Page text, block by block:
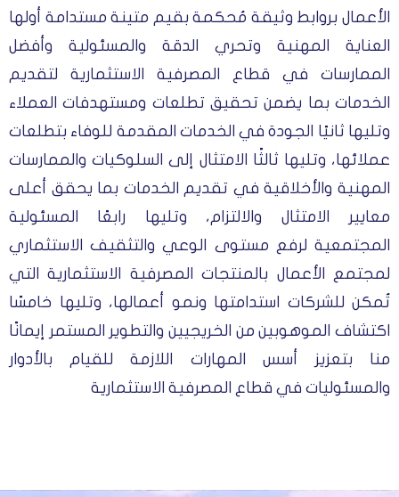
الأعمال بروابط وثيقة مُحكمة بقيم متينة مستدامة أولها
العناية المهنية وتحري الدقة والمسئولية وأفضل
الممارسات في قطاع المصرفية الاستثمارية لتقديم
الخدمات بما يضمن تحقيق تطلعات ومستهدفات العملاء
وتليها ثانيًا الجودة في الخدمات المقدمة للوفاء بتطلعات
عملائها، وتليها ثالثًا الامتثال إلى السلوكيات والممارسات
المهنية والأخلاقية في تقديم الخدمات بما يحقق أعلى
معايير الامتثال والالتزام، وتليها رابعًا المسئولية
المجتمعية لرفع مستوى الوعي والتثقيف الاستثماري
لمجتمع الأعمال بالمنتجات المصرفية الاستثمارية التي
تُمكن للشركات استدامتها ونمو أعمالها، وتليها خامسًا
اكتشاف الموهوبين من الخريجيين والتطوير المستمر إيمانًا
منا بتعزيز أسس المهارات اللازمة للقيام بالأدوار
والمسئوليات في قطاع المصرفية الاستثمارية